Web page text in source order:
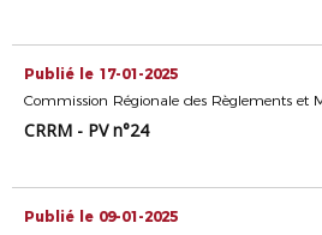
Publié le 17-01-2025
CRRM - PV n°24
Publié le 09-01-2025